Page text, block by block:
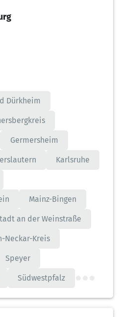
Dürkheim
Germersheim
Karlsruhe
Mainz-Bingen
an der Weinstraße
Neckar-Kreis
Speyer
Südwestpfalz